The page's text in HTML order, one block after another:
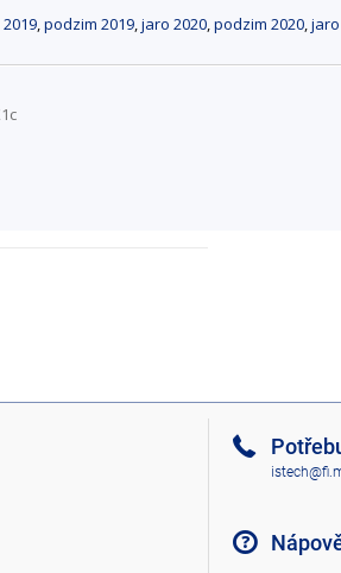
,podzim 2019,jaro 2020,podzim 2020,jaro